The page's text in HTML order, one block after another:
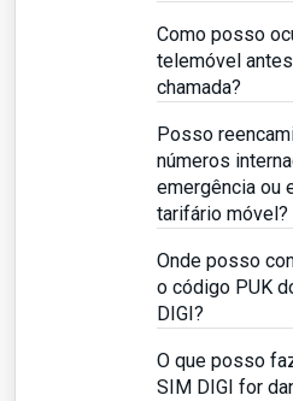
Como posso
telemóvel
chamada?
Posso
números
emergência ou
tarifário móvel?
Onde posso
o código PUK
DIGI?
O que posso
SIM DIGI for